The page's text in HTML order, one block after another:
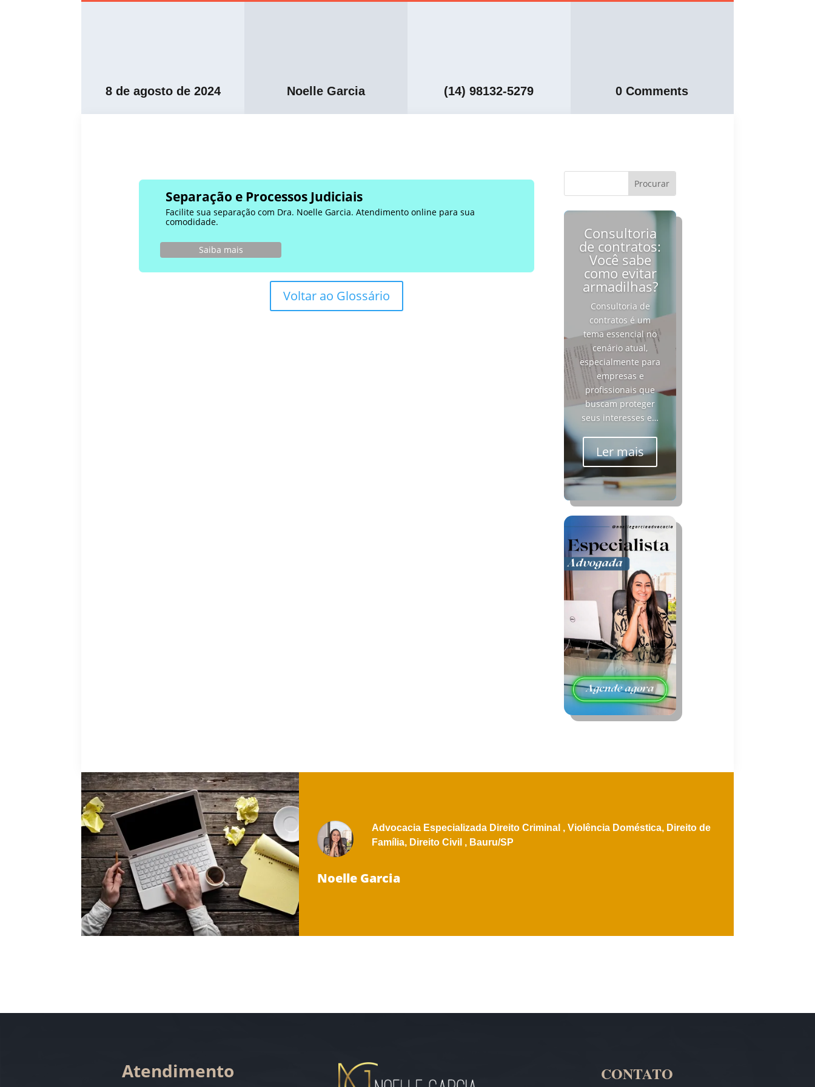
8 de agosto de 2024 Noelle Garcia (14) 98132-5279 0 Comments
Separação e Processos Judiciais
Facilite sua separação com Dra. Noelle Garcia. Atendimento online para sua
comodidade.
Saiba mais
Voltar ao Glossário
Consultoria
de contratos:
Você sabe
como evitar
armadilhas?
Consultoria de
contratos é um
tema essencial no
cenário atual,
especialmente para
empresas e
profissionais que
buscam proteger
seus interesses e…
Ler mais
Advocacia Especializada Direito Criminal , Violência Doméstica, Direito de
Família, Direito Civil , Bauru/SP
Noelle Garcia
Atendimento CONTATO